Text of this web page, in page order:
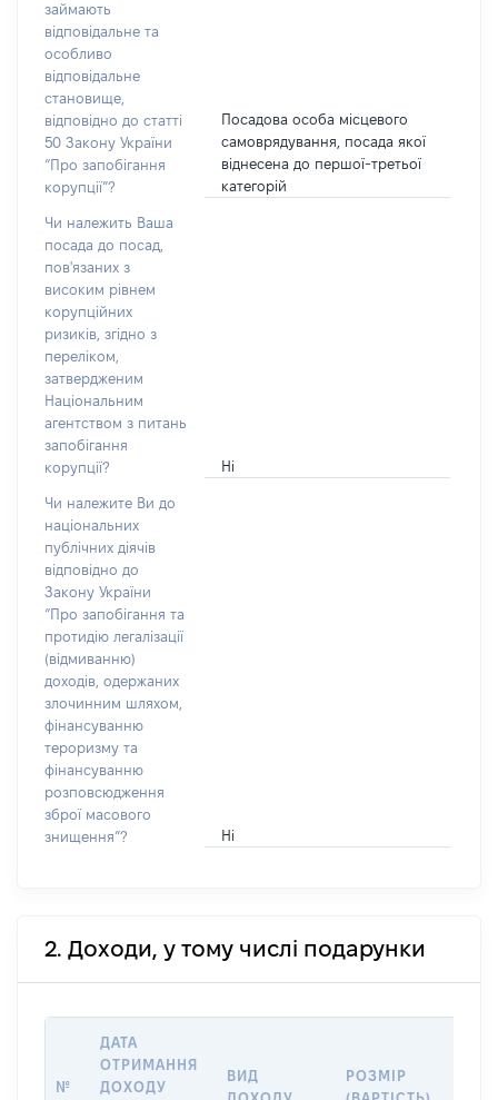
займають
відповідальне та
особливо
відповідальне
становище,
відповідно до статті
50 Закону України
“Про запобігання
корупції”?
Посадова особа місцевого
самоврядування, посада якої
віднесена до першої-третьої
категорій
Чи належить Ваша
посада до посад,
пов'язаних з
високим рівнем
корупційних
ризиків, згідно з
переліком,
затвердженим
Національним
агентством з питань
запобігання
корупції?
Ні
Чи належите Ви до
національних
публічних діячів
відповідно до
Закону України
“Про запобігання та
протидію легалізації
(відмиванню)
доходів, одержаних
злочинним шляхом,
фінансуванню
тероризму та
фінансуванню
розповсюдження
зброї масового
знищення”?
Ні
2. Доходи, у тому числі подарунки
№
ДАТА
ОТРИМАННЯ
ДОХОДУ
ВИД
РОЗМІР